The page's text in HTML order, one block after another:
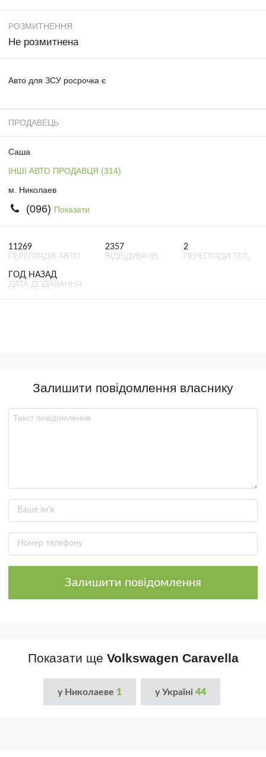
РОЗМИТНЕННЯ
Не розмитнена
Авто для ЗСУ росрочка є
ПРОДАВЕЦЬ
Саша
ІНШІ АВТО ПРОДАВЦЯ (314)
м. Николаев
(096) Показати
11269
ПЕРЕГЛЯДІВ АВТО
2357
ВІДВІДУВАЧІВ
2
ПЕРЕГЛЯДИ ТЕЛ.
ГОД НАЗАД
ДАТА ДОДАВАННЯ
Залишити повідомлення власнику
Залишити повідомлення
Показати ще Volkswagen Caravella
у Николаеве 1 у Україні 44